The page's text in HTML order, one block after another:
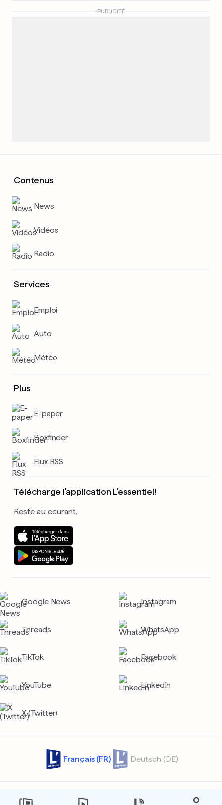
PUBLICITÉ
Contenus
News
Vidéos
Radio
Services
Emploi
Auto
Météo
Plus
E-paper
Boxfinder
Flux RSS
Télécharge l'application L'essentiel!
Reste au courant.
Google News Instagram
Threads WhatsApp
TikTok Facebook
YouTube LinkedIn
X (Twitter)
Français (FR) Deutsch (DE)
Protection des données